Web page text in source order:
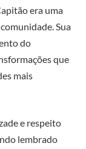
era uma
Sua
do
que
mais
e respeito
lembrado